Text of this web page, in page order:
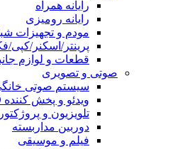
رایانه همراه
رایانه رومیزی
مودم و تجهیزات
پرینتر/اسکنر/
قطعات و لوازم
صوتی و تصویری
سیستم صوتی
ویدئو و پخش کننده DVD
تلویزیون و پروژکتور
دوربین مداربسته
فیلم و موسیقی